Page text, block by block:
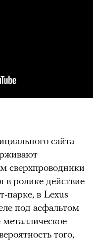
сайта
сверхпроводники
ролике действие
парке, в Lexus
под асфальтом
того,